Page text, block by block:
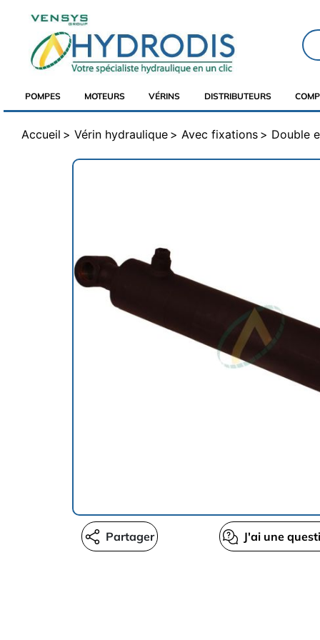
POMPES MOTEURS VÉRINS DISTRIBUTEURS
Accueil Vérin hydraulique Avec fixations Double
J'ai une
Partager